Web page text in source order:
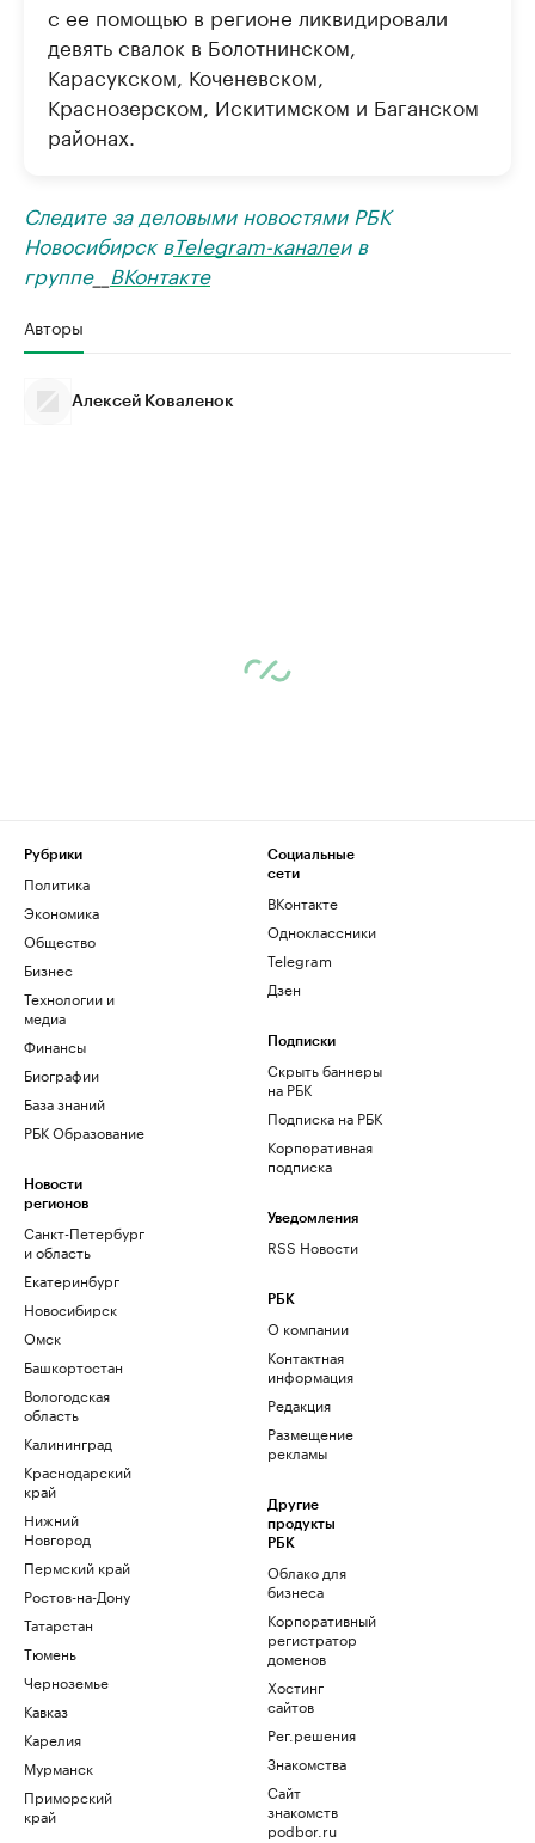
с ее помощью в регионе ликвидировали
девять свалок в Болотнинском,
Карасукском, Коченевском,
Краснозерском, Искитимском и Баганском
районах.
Следите за деловыми новостями РБК
Новосибирск вTelegram-каналеи в
группе__ ВКонтакте
Авторы
Алексей Коваленок
Рубрики
Политика
Экономика
Общество
Бизнес
Технологии и
медиа
Финансы
Биографии
База знаний
РБК Образование
Новости
регионов
Санкт-Петербург
и область
Екатеринбург
Новосибирск
Омск
Башкортостан
Вологодская
область
Калининград
Краснодарский
край
Нижний
Новгород
Пермский край
Ростов-на-Дону
Татарстан
Тюмень
Черноземье
Кавказ
Карелия
Мурманск
Приморский
край
Социальные
сети
ВКонтакте
Одноклассники
Telegram
Дзен
Подписки
Скрыть баннеры
на РБК
Подписка на РБК
Корпоративная
подписка
Уведомления
RSS Новости
РБК
О компании
Контактная
информация
Редакция
Размещение
рекламы
Другие
продукты
РБК
Облако для
бизнеса
Корпоративный
регистратор
доменов
Хостинг
сайтов
Рег.решения
Знакомства
Сайт
знакомств
podbor.ru